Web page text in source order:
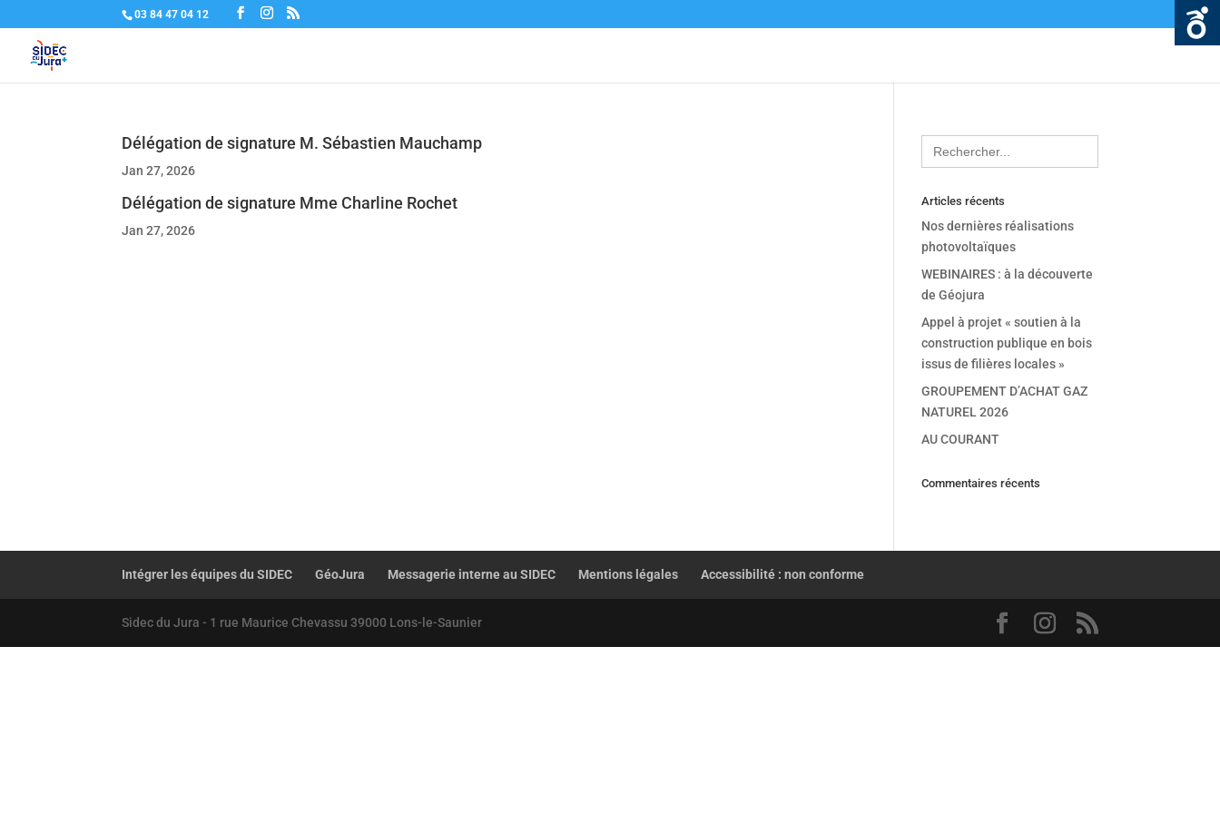
03 84 47 04 12
Délégation de signature M. Sébastien Mauchamp
Jan 27, 2026
Délégation de signature Mme Charline Rochet
Jan 27, 2026
Search
for:
Articles récents
Nos dernières réalisations
photovoltaïques
WEBINAIRES : à la découverte
de Géojura
Appel à projet « soutien à la
construction publique en bois
issus de filières locales »
GROUPEMENT D’ACHAT GAZ
NATUREL 2026
AU COURANT
Commentaires récents
Intégrer les équipes du SIDEC GéoJura Messagerie interne au SIDEC Mentions légales Accessibilité : non conforme
Sidec du Jura - 1 rue Maurice Chevassu 39000 Lons-le-Saunier